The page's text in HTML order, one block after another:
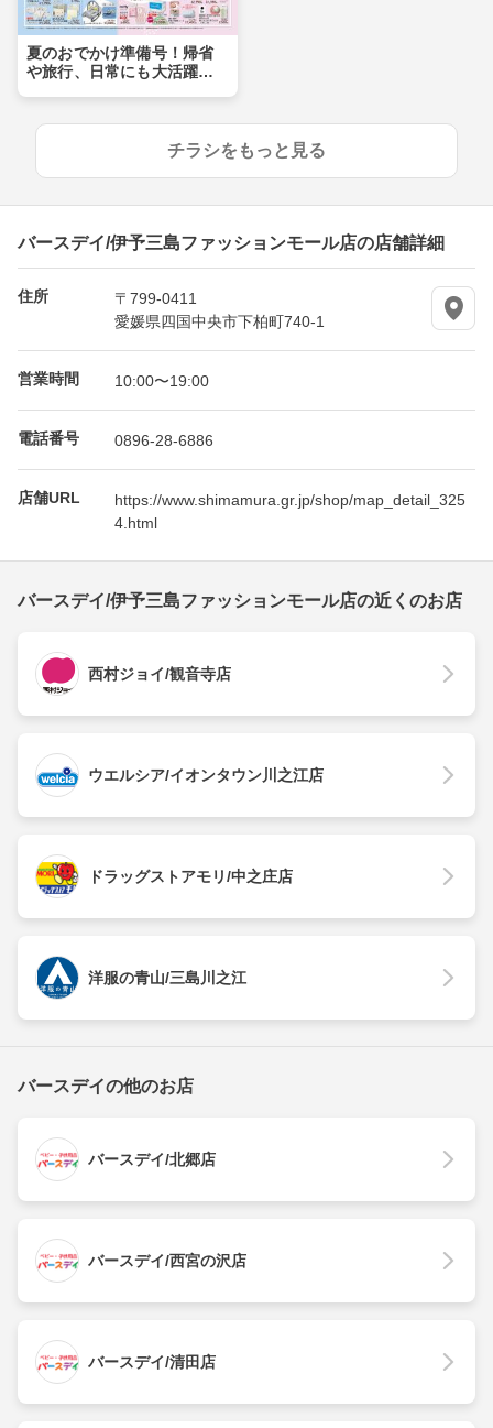
夏のおでかけ準備号！帰省
や旅行、日常にも大活躍ア
チラシをもっと見る
バースデイ/伊予三島ファッションモール店の店舗詳細
住所
〒799-0411
愛媛県四国中央市下柏町740-1
営業時間 10:00〜19:00
電話番号 0896-28-6886
店舗URL
https://www.shimamura.gr.jp/shop/map_detail_325
4.html
バースデイ/伊予三島ファッションモール店の近くのお店
西村ジョイ/観音寺店
ウエルシア/イオンタウン川之江店
ドラッグストアモリ/中之庄店
洋服の青山/三島川之江
バースデイの他のお店
バースデイ/北郷店
バースデイ/西宮の沢店
バースデイ/清田店